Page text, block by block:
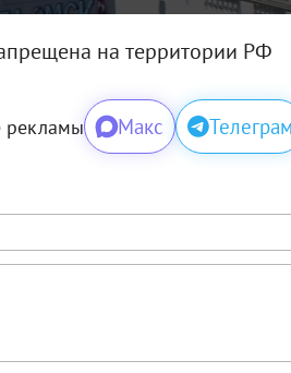
на территории РФ
рекламы Макс Телеграм